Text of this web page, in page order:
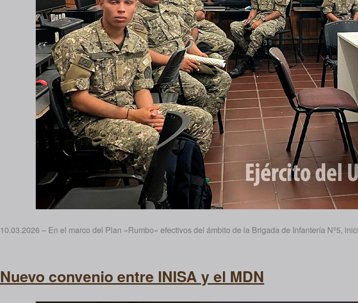
10.03.2026 – En el marco del Plan «Rumbo» efectivos del ámbito de la Brigada de Infantería Nº5,
Nuevo convenio entre INISA y el MDN